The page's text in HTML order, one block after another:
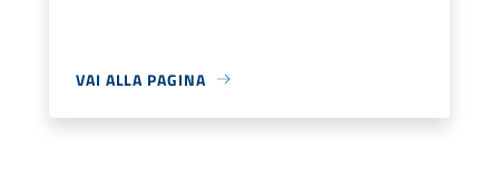
VAI ALLA PAGINA